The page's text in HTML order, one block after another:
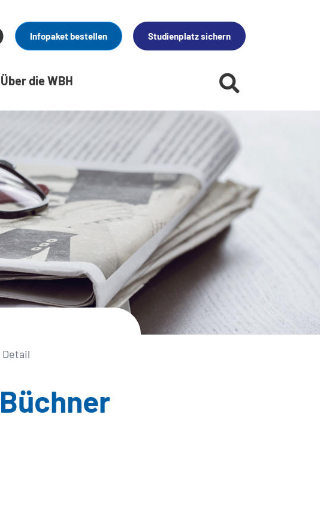
Infopaket bestellen Studienplatz sichern
Über die WBH
Detail